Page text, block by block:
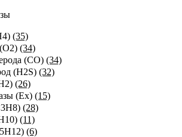
(35)
(34)
(CO) (34)
(H2S) (32)
(26)
(Ex) (15)
(28)
(11)
(6)